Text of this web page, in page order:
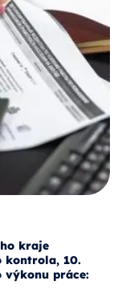
kraje
kontrola, 10.
výkonu práce: